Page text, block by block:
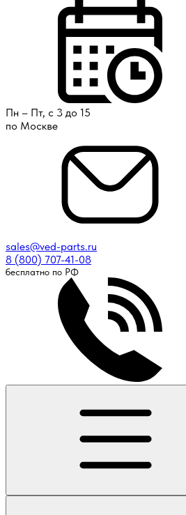
Пн – Пт, с 3 до 15
по Москве
sales@ved-parts.ru
8 (800) 707-41-08
бесплатно по РФ